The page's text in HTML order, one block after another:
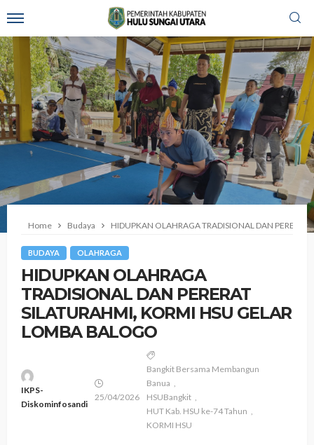
Home Budaya ‎HIDUPKAN OLAHRAGA TRADISIONAL DAN
BUDAYA OLAHRAGA
‎HIDUPKAN OLAHRAGA
TRADISIONAL DAN PERERAT
SILATURAHMI, KORMI HSU GELAR
LOMBA BALOGO ‎
IKPS-
Diskominfosandi
25/04/2026
Bangkit Bersama Membangun
Banua
HSUBangkit
HUT Kab. HSU ke-74 Tahun
KORMI HSU